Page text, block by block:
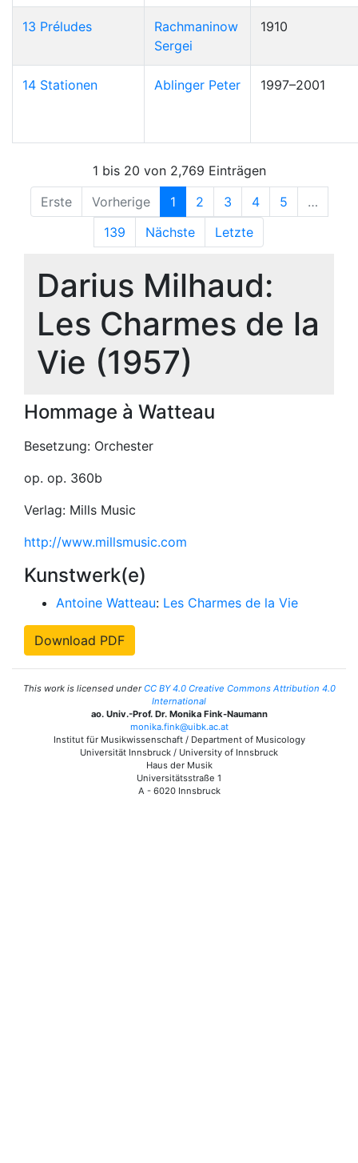
13 Préludes
Rachmaninow
Sergei
1910
14 Stationen Ablinger Peter 1997–2001
1 bis 20 von 2,769 Einträgen
Erste
Vorherige 1 2 3 4 5
…
139
Nächste Letzte
Darius Milhaud:
Les Charmes de la
Vie (1957)
Hommage à Watteau
Besetzung: Orchester
op. op. 360b
Verlag: Mills Music
http://www.millsmusic.com
Kunstwerk(e)
Antoine Watteau: Les Charmes de la Vie
Download PDF
This work is licensed underCC BY 4.0 Creative Commons Attribution 4.0
International
ao. Univ.-Prof. Dr. Monika Fink-Naumann
monika.fink@uibk.ac.at
Institut für Musikwissenschaft / Department of Musicology
Universität Innsbruck / University of Innsbruck
Haus der Musik
Universitätsstraße 1
A - 6020 Innsbruck